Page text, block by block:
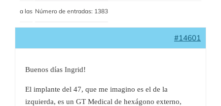
a las Número de entradas: 1383
#14601
Buenos días Ingrid!
El implante del 47, que me imagino es el de la
izquierda, es un GT Medical de hexágono externo,